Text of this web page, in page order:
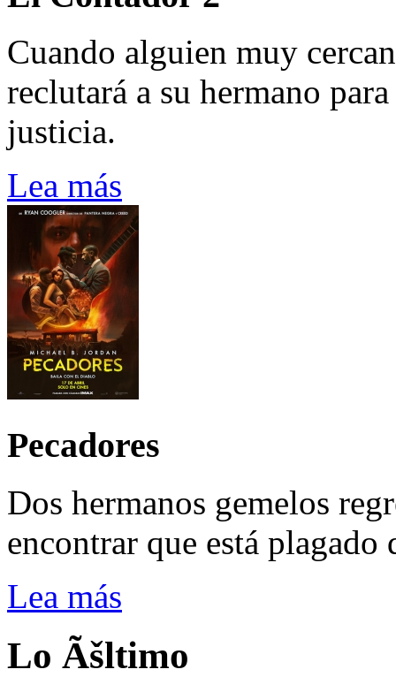
Cuando alguien muy
reclutará a su hermano
justicia.
Lea más
Pecadores
Dos hermanos gemelos
encontrar que está
Lea más
Lo Ãšltimo